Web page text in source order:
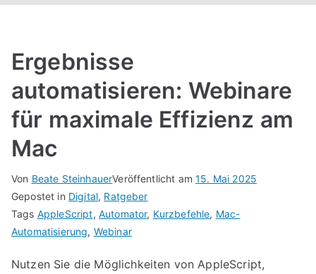
Ergebnisse
automatisieren: Webinare
für maximale Effizienz am
Mac
Von Beate SteinhauerVeröffentlicht am15. Mai 2025
Gepostet in Digital, Ratgeber
Tags AppleScript, Automator, Kurzbefehle, Mac-
Automatisierung, Webinar
Nutzen Sie die Möglichkeiten von AppleScript,